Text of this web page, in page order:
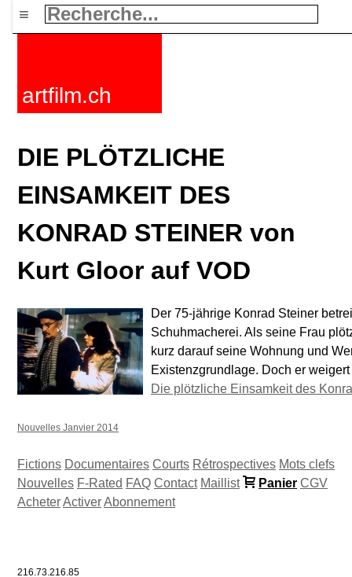
≡
artfilm.ch
DIE PLÖTZLICHE
EINSAMKEIT DES
KONRAD STEINER von
Kurt Gloor auf VOD
Der 75-jährige Konrad Steiner
Schuhmacherei. Als seine Frau
kurz darauf seine Wohnung und
Existenzgrundlage. Doch er
Die plötzliche Einsamkeit des
Nouvelles Janvier 2014
Fictions Documentaires Courts Rétrospectives Mots clefs
Nouvelles F-Rated FAQ Contact Maillist Panier CGV
AcheterActiverAbonnement
216.73.216.85